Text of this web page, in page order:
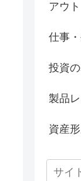
アウ
仕事
投資
製品
資産